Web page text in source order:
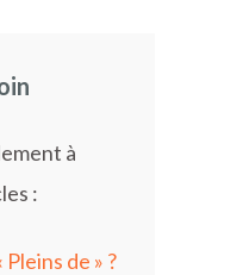
à
:
Pleins de » ?